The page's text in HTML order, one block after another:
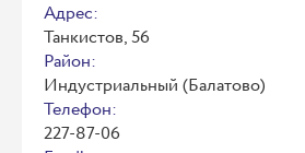
Адрес:
Танкистов, 56
Район:
Индустриальный (Балатово)
Телефон:
227-87-06